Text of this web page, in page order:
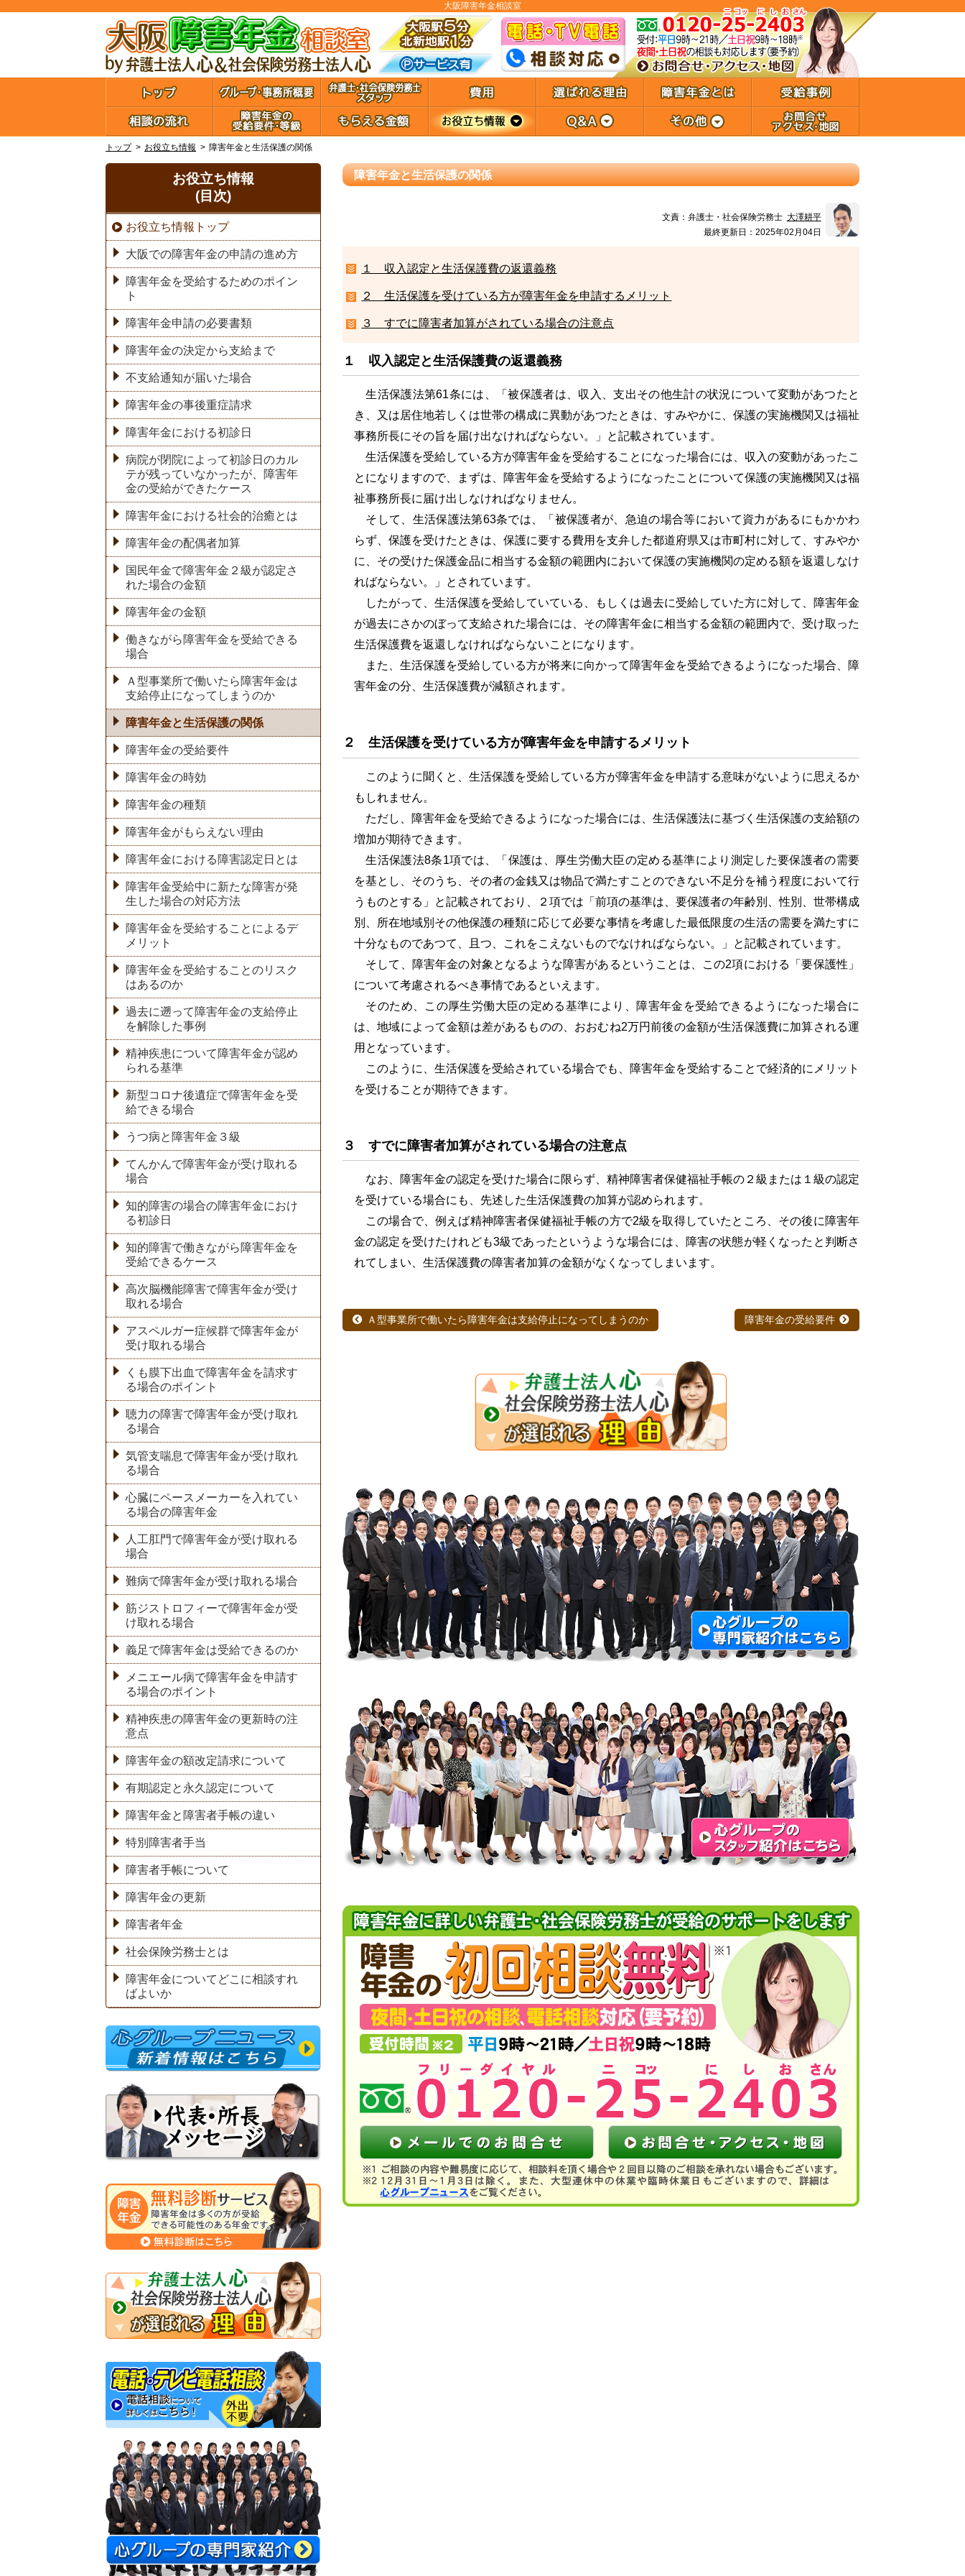
大阪障害年金相談室
トップ お役立ち情報 障害年金と生活保護の関係
障害年金と生活保護の関係
文責： 弁護士・社会保険労務士 大澤耕平
最終更新日：2025年02月04日
１ 収入認定と生活保護費の返還義務
２ 生活保護を受けている方が障害年金を申請するメリット
３ すでに障害者加算がされている場合の注意点
１ 収入認定と生活保護費の返還義務
生活保護法第61条には、「被保護者は、収入、支出その他生計の状況について変動があつたと
き、又は居住地若しくは世帯の構成に異動があつたときは、すみやかに、保護の実施機関又は福祉
事務所長にその旨を届け出なければならない。」と記載されています。
生活保護を受給している方が障害年金を受給することになった場合には、収入の変動があったこ
とになりますので、まずは、障害年金を受給するようになったことについて保護の実施機関又は福
祉事務所長に届け出しなければなりません。
そして、生活保護法第63条では、「被保護者が、急迫の場合等において資力があるにもかかわ
らず、保護を受けたときは、保護に要する費用を支弁した都道府県又は市町村に対して、すみやか
に、その受けた保護金品に相当する金額の範囲内において保護の実施機関の定める額を返還しなけ
ればならない。」とされています。
したがって、生活保護を受給していている、もしくは過去に受給していた方に対して、障害年金
が過去にさかのぼって支給された場合には、その障害年金に相当する金額の範囲内で、受け取った
生活保護費を返還しなければならないことになります。
また、生活保護を受給している方が将来に向かって障害年金を受給できるようになった場合、障
害年金の分、生活保護費が減額されます。
２ 生活保護を受けている方が障害年金を申請するメリット
このように聞くと、生活保護を受給している方が障害年金を申請する意味がないように思えるか
もしれません。
ただし、障害年金を受給できるようになった場合には、生活保護法に基づく生活保護の支給額の
増加が期待できます。
生活保護法8条1項では、「保護は、厚生労働大臣の定める基準により測定した要保護者の需要
を基とし、そのうち、その者の金銭又は物品で満たすことのできない不足分を補う程度において行
うものとする」と記載されており、２項では「前項の基準は、要保護者の年齢別、性別、世帯構成
別、所在地域別その他保護の種類に応じて必要な事情を考慮した最低限度の生活の需要を満たすに
十分なものであつて、且つ、これをこえないものでなければならない。」と記載されています。
そして、障害年金の対象となるような障害があるということは、この2項における「要保護性」
について考慮されるべき事情であるといえます。
そのため、この厚生労働大臣の定める基準により、障害年金を受給できるようになった場合に
は、地域によって金額は差があるものの、おおむね2万円前後の金額が生活保護費に加算される運
用となっています。
このように、生活保護を受給されている場合でも、障害年金を受給することで経済的にメリット
を受けることが期待できます。
３ すでに障害者加算がされている場合の注意点
なお、障害年金の認定を受けた場合に限らず、精神障害者保健福祉手帳の２級または１級の認定
を受けている場合にも、先述した生活保護費の加算が認められます。
この場合で、例えば精神障害者保健福祉手帳の方で2級を取得していたところ、その後に障害年
金の認定を受けたけれども3級であったというような場合には、障害の状態が軽くなったと判断さ
れてしまい、生活保護費の障害者加算の金額がなくなってしまいます。
Ａ型事業所で働いたら障害年金は支給停止になってしまうのか 障害年金の受給要件
お役立ち情報
(目次)
お役立ち情報トップ
大阪での障害年金の申請の進め方
障害年金を受給するためのポイン
ト
障害年金申請の必要書類
障害年金の決定から支給まで
不支給通知が届いた場合
障害年金の事後重症請求
障害年金における初診日
病院が閉院によって初診日のカル
テが残っていなかったが、障害年
金の受給ができたケース
障害年金における社会的治癒とは
障害年金の配偶者加算
国民年金で障害年金２級が認定さ
れた場合の金額
障害年金の金額
働きながら障害年金を受給できる
場合
Ａ型事業所で働いたら障害年金は
支給停止になってしまうのか
障害年金と生活保護の関係
障害年金の受給要件
障害年金の時効
障害年金の種類
障害年金がもらえない理由
障害年金における障害認定日とは
障害年金受給中に新たな障害が発
生した場合の対応方法
障害年金を受給することによるデ
メリット
障害年金を受給することのリスク
はあるのか
過去に遡って障害年金の支給停止
を解除した事例
精神疾患について障害年金が認め
られる基準
新型コロナ後遺症で障害年金を受
給できる場合
うつ病と障害年金３級
てんかんで障害年金が受け取れる
場合
知的障害の場合の障害年金におけ
る初診日
知的障害で働きながら障害年金を
受給できるケース
高次脳機能障害で障害年金が受け
取れる場合
アスペルガー症候群で障害年金が
受け取れる場合
くも膜下出血で障害年金を請求す
る場合のポイント
聴力の障害で障害年金が受け取れ
る場合
気管支喘息で障害年金が受け取れ
る場合
心臓にペースメーカーを入れてい
る場合の障害年金
人工肛門で障害年金が受け取れる
場合
難病で障害年金が受け取れる場合
筋ジストロフィーで障害年金が受
け取れる場合
義足で障害年金は受給できるのか
メニエール病で障害年金を申請す
る場合のポイント
精神疾患の障害年金の更新時の注
意点
障害年金の額改定請求について
有期認定と永久認定について
障害年金と障害者手帳の違い
特別障害者手当
障害者手帳について
障害年金の更新
障害者年金
社会保険労務士とは
障害年金についてどこに相談すれ
ばよいか